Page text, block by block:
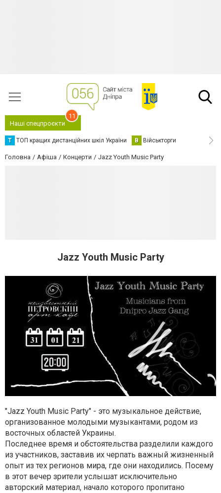
Наші спецпроєкти
11
Т ТОП кращих дистанційних шкіл України В Військторги
Головна Афіша Концерти Jazz Youth Music Party
Jazz Youth Music Party
"Jazz Youth Music Party" - это музыкальное действие,
организованное молодыми музыкантами, родом из
восточных областей Украины.
Последнее время и обстоятельства разделили каждого
из участников, заставив их черпать важный жизненный
опыт из тех регионов мира, где они находились. Посему
в этот вечер зрители услышат исключительно
авторский материал, начало которого пропитано